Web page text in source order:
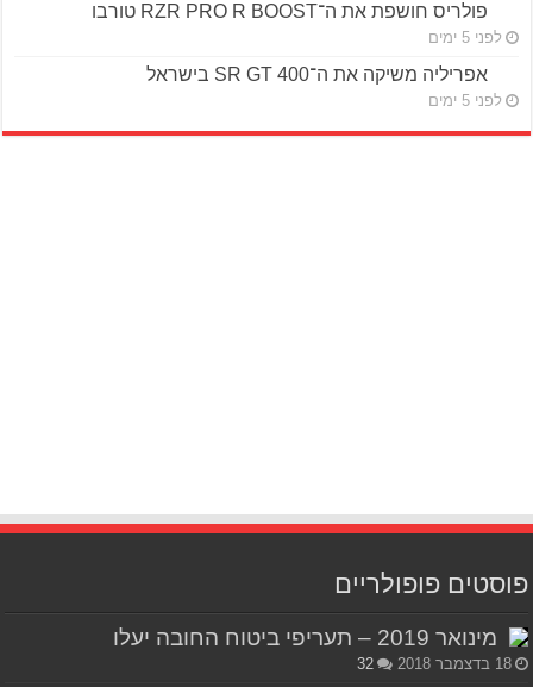
פולריס חושפת את ה־RZR PRO R BOOST טורבו
לפני 5 ימים
אפריליה משיקה את ה־SR GT 400 בישראל
לפני 5 ימים
פוסטים פופולריים
מינואר 2019 – תעריפי ביטוח החובה יעלו
18 בדצמבר 2018 32